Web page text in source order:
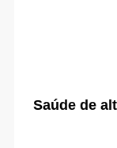
Saúde de